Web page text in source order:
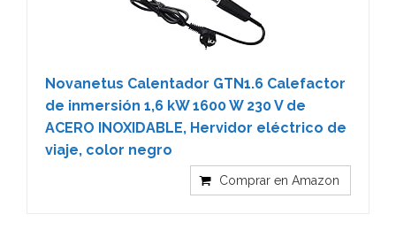
Novanetus Calentador GTN1.6 Calefactor
de inmersión 1,6 kW 1600 W 230 V de
ACERO INOXIDABLE, Hervidor eléctrico de
viaje, color negro
Comprar en Amazon